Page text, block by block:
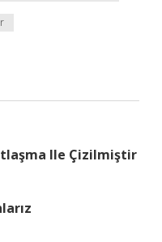
Ile Çizilmiştir